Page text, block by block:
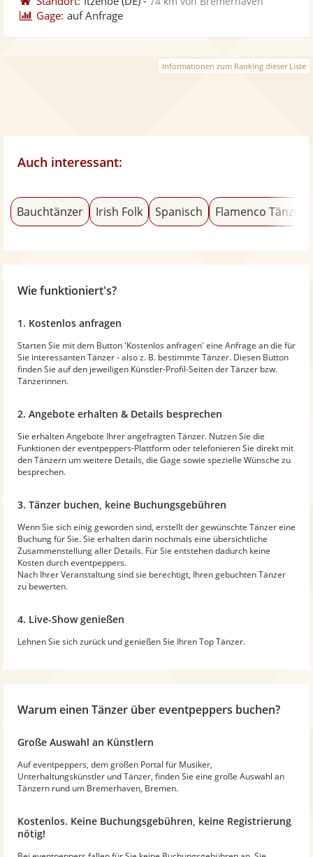
Gage: auf Anfrage
Informationen zum Ranking dieser Liste
Auch interessant:
Bauchtänzer Irish Folk Spanisch Flamenco Tänzer
Wie funktioniert's?
1. Kostenlos anfragen
Starten Sie mit dem Button 'Kostenlos anfragen' eine Anfrage an die für
Sie interessanten Tänzer - also z. B. bestimmte Tänzer. Diesen Button
finden Sie auf den jeweiligen Künstler-Profil-Seiten der Tänzer bzw.
Tänzerinnen.
2. Angebote erhalten & Details besprechen
Sie erhalten Angebote Ihrer angefragten Tänzer. Nutzen Sie die
Funktionen der eventpeppers-Plattform oder telefonieren Sie direkt mit
den Tänzern um weitere Details, die Gage sowie spezielle Wünsche zu
besprechen.
3. Tänzer buchen, keine Buchungsgebühren
Wenn Sie sich einig geworden sind, erstellt der gewünschte Tänzer eine
Buchung für Sie. Sie erhalten darin nochmals eine übersichtliche
Zusammenstellung aller Details. Für Sie entstehen dadurch keine
Kosten durch eventpeppers.
Nach Ihrer Veranstaltung sind sie berechtigt, Ihren gebuchten Tänzer
zu bewerten.
4. Live-Show genießen
Lehnen Sie sich zurück und genießen Sie Ihren Top Tänzer.
Warum einen Tänzer über eventpeppers buchen?
Große Auswahl an Künstlern
Auf eventpeppers, dem großen Portal für Musiker,
Unterhaltungskünstler und Tänzer, finden Sie eine große Auswahl an
Tänzern rund um Bremerhaven, Bremen.
Kostenlos. Keine Buchungsgebühren, keine Registrierung
nötig!